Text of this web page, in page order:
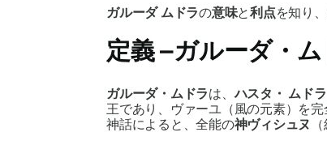
ガルーダ ムドラの意味と利点を知り
定義 –ガルーダ・ム
ガルーダ・ムドラは、ハスタ・ ムドラ
王であり、
ヴァーユ（風の元素）を
神話によると、全能の神ヴィシュヌ